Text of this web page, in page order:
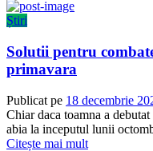
Știri
Solutii pentru
primavara
Publicat pe 18 decembrie
Chiar daca toamna a
abia la inceputul lunii
Citește mai mult